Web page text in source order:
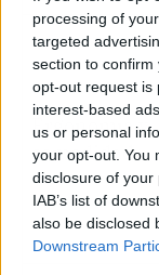
processing of
targeted
section to
opt-out request is
interest-based
us or personal
your opt-out. You
disclosure of
IAB’s list of
also be disclosed
Downstream
Ergonomía y
comodidad